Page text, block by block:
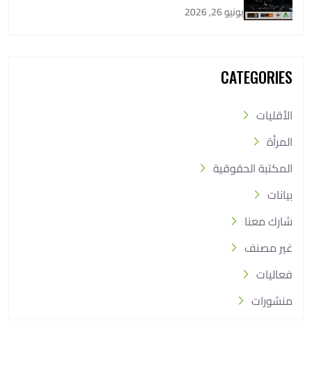
يونيو 26, 2026
CATEGORIES
الأقليات
المرأة
المكتبة الحقوقية
بيانات
شارك معنا
غير مصنف
فعاليات
منشورات